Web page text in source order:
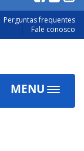
Perguntas frequentes
Fale conosco
MENU
Toggle